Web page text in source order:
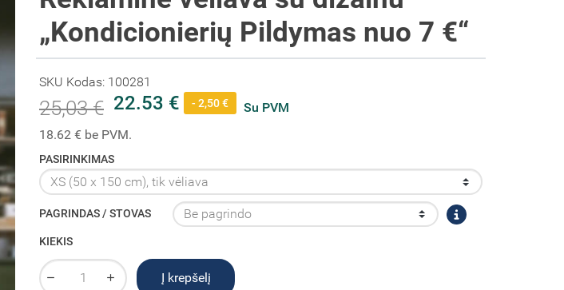
„Kondicionierių Pildymas nuo 7 €“
SKU Kodas: 100281
25,03 € 22.53 € - 2,50 €
Su PVM
18.62 € be PVM.
PASIRINKIMAS
PAGRINDAS / STOVAS
KIEKIS
Į krepšelį